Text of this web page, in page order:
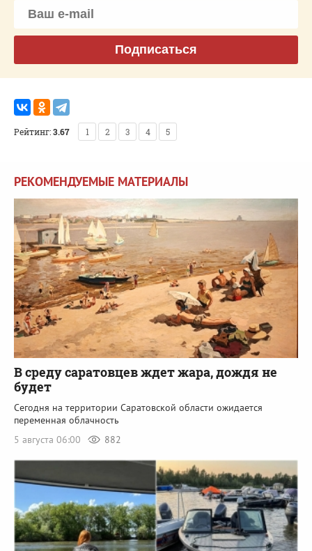
Подписаться
Рейтинг:3.67 1 2 3 4 5
РЕКОМЕНДУЕМЫЕ МАТЕРИАЛЫ
В среду саратовцев ждет жара, дождя не
будет
Сегодня на территории Саратовской области ожидается
переменная облачность
5 августа 06:00
882